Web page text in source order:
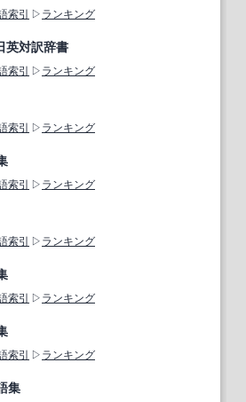
索引 ランキング
英対訳辞書
索引 ランキング
索引 ランキング
索引 ランキング
索引 ランキング
索引 ランキング
索引 ランキング
集